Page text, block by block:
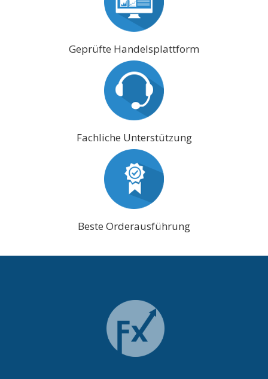
Geprüfte Handelsplattform
Fachliche Unterstützung
Beste Orderausführung